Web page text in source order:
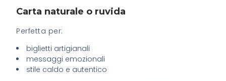
Carta naturale o ruvida
Perfetta per:
biglietti artigianali
messaggi emozionali
stile caldo e autentico